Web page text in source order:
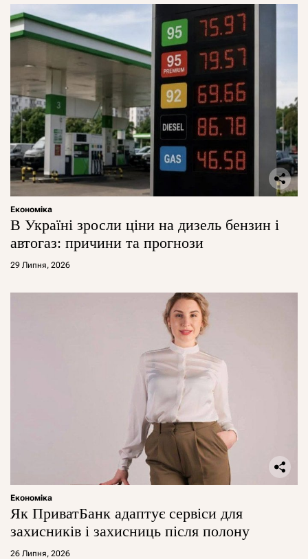
Економіка
В Україні зросли ціни на дизель бензин і
автогаз: причини та прогнози
29 Липня, 2026
Економіка
Як ПриватБанк адаптує сервіси для
захисників і захисниць після полону
26 Липня, 2026